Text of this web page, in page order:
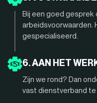
Bij een goed gesprek
arbeidsvoorwaarden.
gespecialiseerd.
6. AAN HET
Zijn we rond? Dan
vast dienstverband